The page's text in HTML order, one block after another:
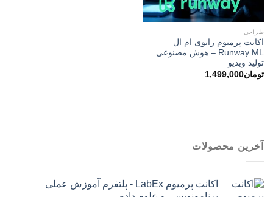
طراحی
اکانت پرمیوم رانوی ام ال –
Runway ML – هوش مصنوعی
تولید ویدیو
تومان1,499,000
آخرین محصولات
اکانت پرمیوم LabEx - پلتفرم آموزش عملی